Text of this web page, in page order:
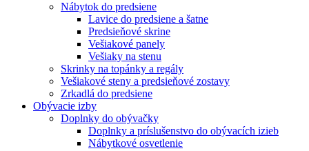
Nábytok do predsiene
Lavice do predsiene a šatne
Predsieňové skrine
Vešiakové panely
Vešiaky na stenu
Skrinky na topánky a regály
Vešiakové steny a predsieňové zostavy
Zrkadlá do predsiene
Obývacie izby
Doplnky do obývačky
Doplnky a príslušenstvo do obývacích izieb
Nábytkové osvetlenie